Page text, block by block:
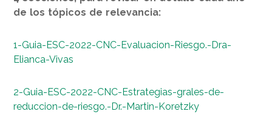
de los tópicos de relevancia:
1-Guia-ESC-2022-CNC-Evaluacion-Riesgo.-Dra-
Elianca-Vivas
2-Guia-ESC-2022-CNC-Estrategias-grales-de-
reduccion-de-riesgo.-Dr.-Martin-Koretzky